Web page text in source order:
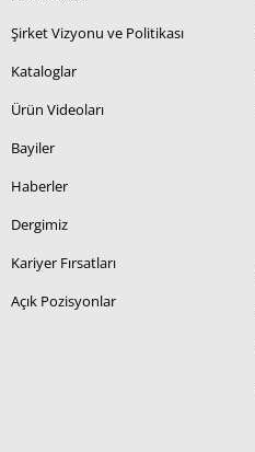
Şirket Vizyonu ve Politikası
Kataloglar
Ürün Videoları
Bayiler
Haberler
Dergimiz
Kariyer Fırsatları
Açık Pozisyonlar